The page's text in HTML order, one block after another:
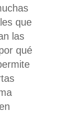
que
las
qué